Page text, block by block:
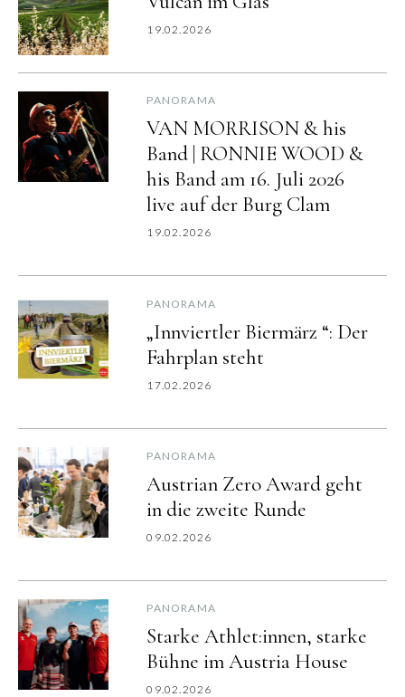
19.02.2026
PANORAMA
VAN MORRISON & his
Band | RONNIE WOOD &
his Band am 16. Juli 2026
live auf der Burg Clam
19.02.2026
PANORAMA
„Innviertler Biermärz “: Der
Fahrplan steht
17.02.2026
PANORAMA
Austrian Zero Award geht
in die zweite Runde
09.02.2026
PANORAMA
Starke Athlet:innen, starke
Bühne im Austria House
09.02.2026